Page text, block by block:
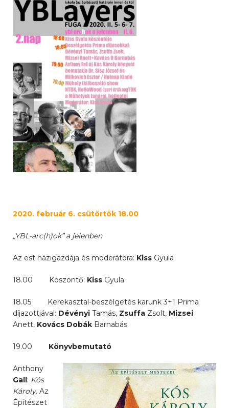
2020. február 6. csütörtök 18.00
„YBL-arc(h)ok” a jelenben
Az est házigazdája és moderátora: Kiss Gyula
18.00 Köszöntő: Kiss Gyula
18.05 Kerekasztal-beszélgetés karunk 3+1 Prima
díjazottjával: Dévényi Tamás, Zsuffa Zsolt, Mizsei
Anett, Kovács Dobák Barnabás
19.00 Könyvbemutató
Anthony
Gall: Kós
Károly. Az
Építészet